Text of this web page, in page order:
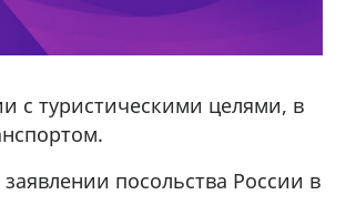
с туристическими целями, в
посольства России в